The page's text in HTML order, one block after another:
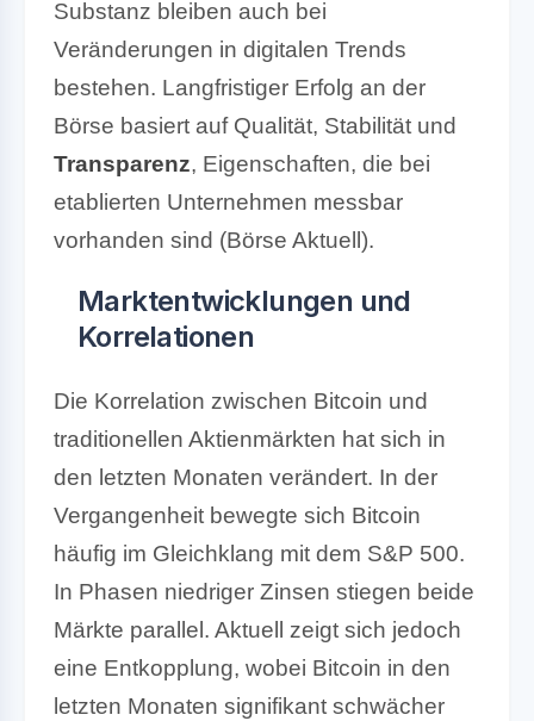
Substanz bleiben auch bei
Veränderungen in digitalen Trends
bestehen. Langfristiger Erfolg an der
Börse basiert auf Qualität, Stabilität und
Transparenz, Eigenschaften, die bei
etablierten Unternehmen messbar
vorhanden sind (Börse Aktuell).
Marktentwicklungen und
Korrelationen
Die Korrelation zwischen Bitcoin und
traditionellen Aktienmärkten hat sich in
den letzten Monaten verändert. In der
Vergangenheit bewegte sich Bitcoin
häufig im Gleichklang mit dem S&P 500.
In Phasen niedriger Zinsen stiegen beide
Märkte parallel. Aktuell zeigt sich jedoch
eine Entkopplung, wobei Bitcoin in den
letzten Monaten signifikant schwächer